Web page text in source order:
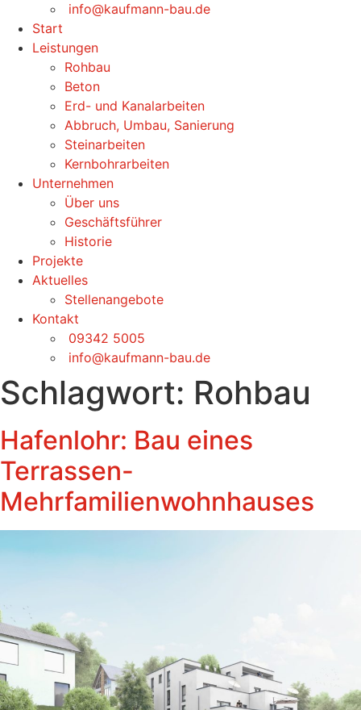
info@kaufmann-bau.de
Start
Leistungen
Rohbau
Beton
Erd- und Kanalarbeiten
Abbruch, Umbau, Sanierung
Steinarbeiten
Kernbohrarbeiten
Unternehmen
Über uns
Geschäftsführer
Historie
Projekte
Aktuelles
Stellenangebote
Kontakt
09342 5005
info@kaufmann-bau.de
Schlagwort: Rohbau
Hafenlohr: Bau eines
Terrassen-
Mehrfamilienwohnhauses